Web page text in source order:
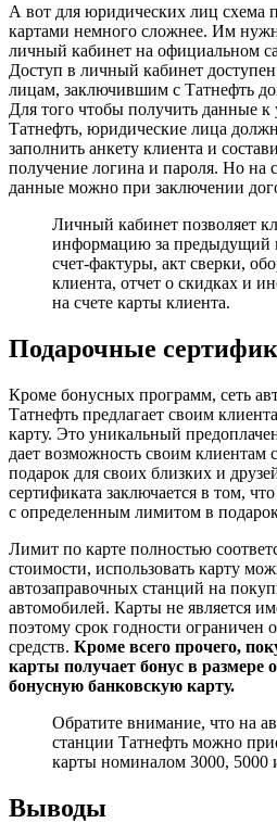
А вот для юридических лиц схема
картами немного сложнее. Им
личный кабинет на официальном
Доступ в личный кабинет
лицам, заключившим с Татнефть
Для того чтобы получить данные к
Татнефть, юридические лица
заполнить анкету клиента и
получение логина и пароля. Но на
данные можно при заключении
Личный кабинет позволяет
информацию за предыдущий
счет-фактуры, акт сверки,
клиента, отчет о скидках и
на счете карты клиента.
Подарочные
Кроме бонусных программ, сеть
Татнефть предлагает своим
карту. Это уникальный
дает возможность своим клиентам
подарок для своих близких и
сертификата заключается в том,
с определенным лимитом в
Лимит по карте полностью
стоимости, использовать карту
автозаправочных станций на
автомобилей. Карты не является
поэтому срок годности ограничен
средств. Кроме всего прочего,
карты получает бонус в размере
бонусную банковскую карту.
Обратите внимание, что на
станции Татнефть можно
карты номиналом 3000, 5000
Выводы